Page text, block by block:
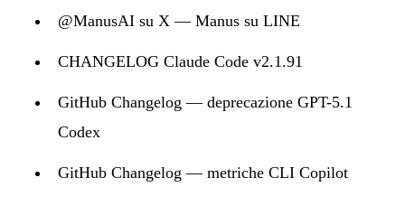
@ManusAI su X — Manus su LINE
CHANGELOG Claude Code v2.1.91
GitHub Changelog — deprecazione GPT-5.1
Codex
GitHub Changelog — metriche CLI Copilot